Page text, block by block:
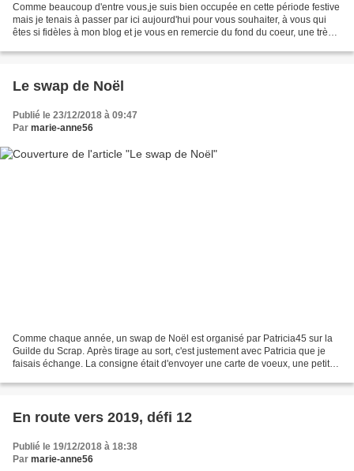
Comme beaucoup d'entre vous,je suis bien occupée en cette période festive
mais je tenais à passer par ici aujourd'hui pour vous souhaiter, à vous qui
êtes si fidèles à mon blog et je vous en remercie du fond du coeur, une très
Le swap de Noël
Publié le 23/12/2018 à 09:47
Par marie-anne56
Comme chaque année, un swap de Noël est organisé par Patricia45 sur la
Guilde du Scrap. Après tirage au sort, c'est justement avec Patricia que je
faisais échange. La consigne était d'envoyer une carte de voeux, une petite
En route vers 2019, défi 12
Publié le 19/12/2018 à 18:38
Par marie-anne56